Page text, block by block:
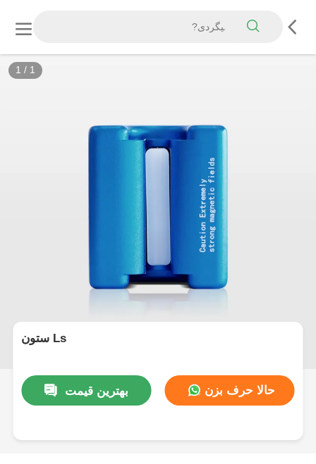
1 / 1
ستون Ls
بهترین قیمت حالا حرف بزن